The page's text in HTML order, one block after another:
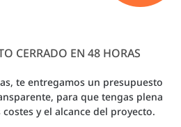
CERRADO EN 48 HORAS
te entregamos un presupuesto
para que tengas plena
y el alcance del proyecto.